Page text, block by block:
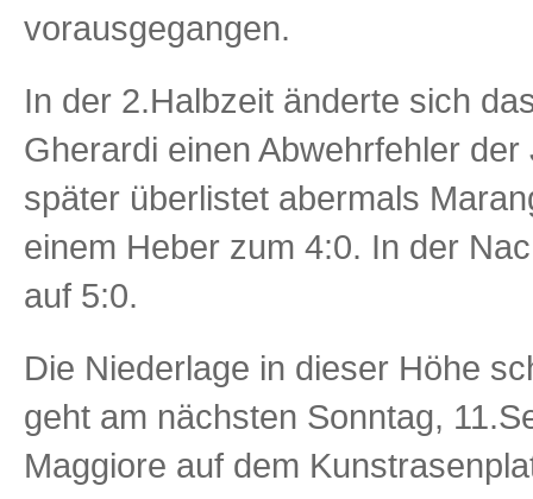
vorausgegangen.
In der 2.Halbzeit änderte sich
Gherardi einen Abwehrfehler
später überlistet abermals
einem Heber zum 4:0. In der
auf 5:0.
Die Niederlage in dieser Höhe
geht am nächsten Sonntag,
Maggiore auf dem